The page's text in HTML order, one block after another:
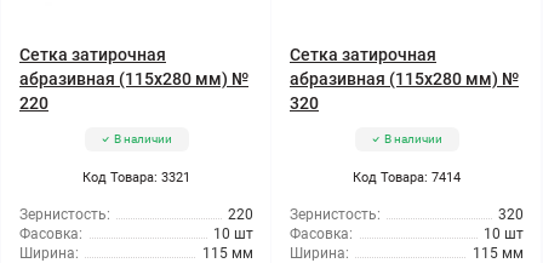
Сетка затирочная
абразивная (115x280 мм) №
220
В наличии
Код Товара: 3321
Зернистость:
220
Фасовка:
10 шт
Ширина:
115 мм
Сетка затирочная
абразивная (115x280 мм) №
320
В наличии
Код Товара: 7414
Зернистость:
320
Фасовка:
10 шт
Ширина:
115 мм